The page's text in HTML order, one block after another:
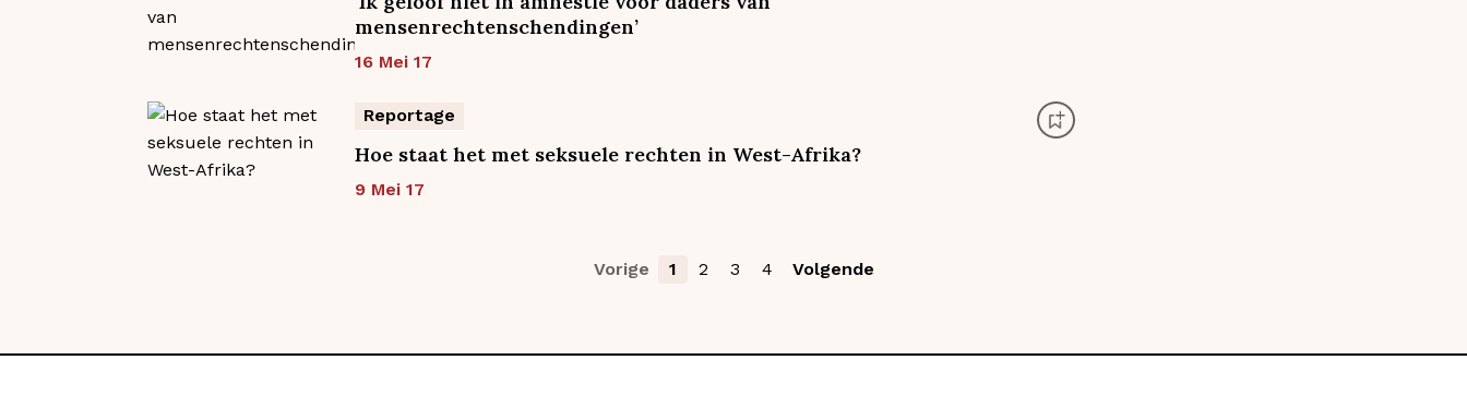
mensenrechtenschendingen’
16 Mei 17
Reportage
Hoe staat het met seksuele rechten in West-Afrika?
9 Mei 17
Vorige 1 2 3 4 Volgende